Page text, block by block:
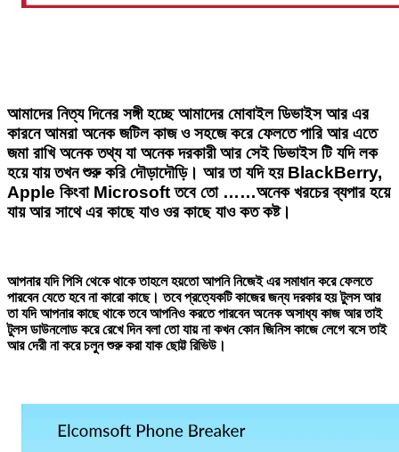
আমাদের নিত্য দিনের সঙ্গী হচ্ছে আমাদের মোবাইল ডিভাইস আর এর
কারনে আমরা অনেক জটিল কাজ ও সহজে করে ফেলতে পারি আর এতে
জমা রাখি অনেক তথ্য যা অনেক দরকারী আর সেই ডিভাইস টি যদি লক
হয়ে যায় তখন শুরু করি দৌড়াদৌড়ি। আর তা যদি হয় BlackBerry,
Apple কিংবা Microsoft তবে তো ……অনেক খরচের ব্যপার হয়ে
যায় আর সাথে এর কাছে যাও ওর কাছে যাও কত কষ্ট।
আপনার যদি পিসি থেকে থাকে তাহলে হয়তো আপনি নিজেই এর সমাধান করে ফেলতে
পারবেন যেতে হবে না কারো কাছে। তবে প্রত্যেকটি কাজের জন্য দরকার হয় টুলস আর
তা যদি আপনার কাছে থাকে তবে আপনিও করতে পারবেন অনেক অসাধ্য কাজ আর তাই
টুলস ডাউনলোড করে রেখে দিন বলা তো যায় না কখন কোন জিনিস কাজে লেগে বসে তাই
আর দেরী না করে চলুন শুরু করা যাক ছোট্ট রিভিউ।